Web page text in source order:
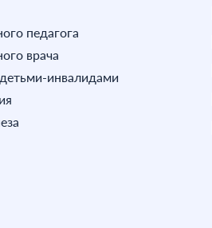
педагога
врача
инвалидами